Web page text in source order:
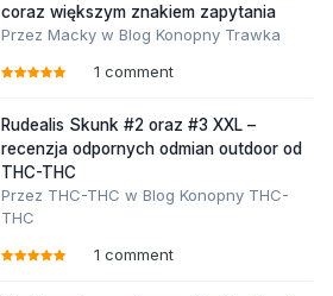
coraz większym znakiem zapytania
Przez Macky w Blog Konopny Trawka
1 comment
Rudealis Skunk #2 oraz #3 XXL –
recenzja odpornych odmian outdoor od
THC-THC
Przez THC-THC w Blog Konopny THC-
THC
1 comment